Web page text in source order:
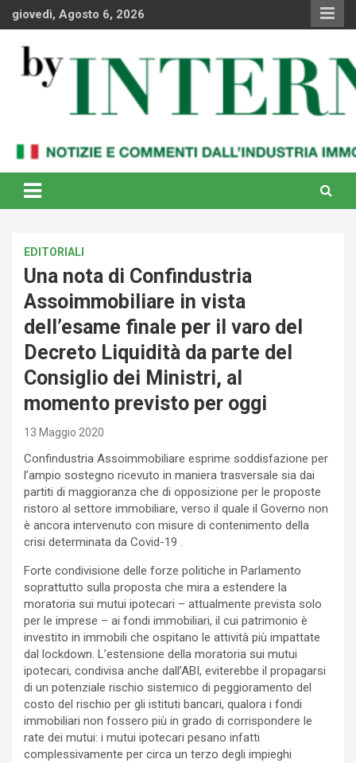
Skipgiovedì, Agosto 6, 2026
By Internews
internazionale
EDITORIALI
Una nota di Confindustria
Assoimmobiliare in vista
dell’esame finale per il varo del
Decreto Liquidità da parte del
Consiglio dei Ministri, al
momento previsto per oggi
13 Maggio 2020
Confindustria Assoimmobiliare esprime soddisfazione per
l’ampio sostegno ricevuto in maniera trasversale sia dai
partiti di maggioranza che di opposizione per le proposte
ristoro al settore immobiliare, verso il quale il Governo non
è ancora intervenuto con misure di contenimento della
crisi determinata da Covid-19 .
Forte condivisione delle forze politiche in Parlamento
soprattutto sulla proposta che mira a estendere la
moratoria sui mutui ipotecari – attualmente prevista solo
per le imprese – ai fondi immobiliari, il cui patrimonio è
investito in immobili che ospitano le attività più impattate
dal lockdown. L’estensione della moratoria sui mutui
ipotecari, condivisa anche dall’ABI, eviterebbe il propagarsi
di un potenziale rischio sistemico di peggioramento del
costo del rischio per gli istituti bancari, qualora i fondi
immobiliari non fossero più in grado di corrispondere le
rate dei mutui: i mutui ipotecari pesano infatti
complessivamente per circa un terzo degli impieghi